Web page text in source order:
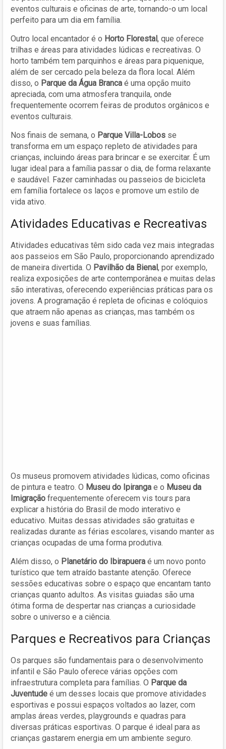
eventos culturais e oficinas de arte, tornando-o um local
perfeito para um dia em família.
Outro local encantador é o Horto Florestal, que oferece
trilhas e áreas para atividades lúdicas e recreativas. O
horto também tem parquinhos e áreas para piquenique,
além de ser cercado pela beleza da flora local. Além
disso, o Parque da Água Branca é uma opção muito
apreciada, com uma atmosfera tranquila, onde
frequentemente ocorrem feiras de produtos orgânicos e
eventos culturais.
Nos finais de semana, o Parque Villa-Lobos se
transforma em um espaço repleto de atividades para
crianças, incluindo áreas para brincar e se exercitar. É um
lugar ideal para a família passar o dia, de forma relaxante
e saudável. Fazer caminhadas ou passeios de bicicleta
em família fortalece os laços e promove um estilo de
vida ativo.
Atividades Educativas e Recreativas
Atividades educativas têm sido cada vez mais integradas
aos passeios em São Paulo, proporcionando aprendizado
de maneira divertida. O Pavilhão da Bienal, por exemplo,
realiza exposições de arte contemporânea e muitas delas
são interativas, oferecendo experiências práticas para os
jovens. A programação é repleta de oficinas e colóquios
que atraem não apenas as crianças, mas também os
jovens e suas famílias.
Os museus promovem atividades lúdicas, como oficinas
de pintura e teatro. O Museu do Ipiranga e o Museu da
Imigração frequentemente oferecem vis tours para
explicar a história do Brasil de modo interativo e
educativo. Muitas dessas atividades são gratuitas e
realizadas durante as férias escolares, visando manter as
crianças ocupadas de uma forma produtiva.
Além disso, o Planetário do Ibirapuera é um novo ponto
turístico que tem atraído bastante atenção. Oferece
sessões educativas sobre o espaço que encantam tanto
crianças quanto adultos. As visitas guiadas são uma
ótima forma de despertar nas crianças a curiosidade
sobre o universo e a ciência.
Parques e Recreativos para Crianças
Os parques são fundamentais para o desenvolvimento
infantil e São Paulo oferece várias opções com
infraestrutura completa para famílias. O Parque da
Juventude é um desses locais que promove atividades
esportivas e possui espaços voltados ao lazer, com
amplas áreas verdes, playgrounds e quadras para
diversas práticas esportivas. O parque é ideal para as
crianças gastarem energia em um ambiente seguro.